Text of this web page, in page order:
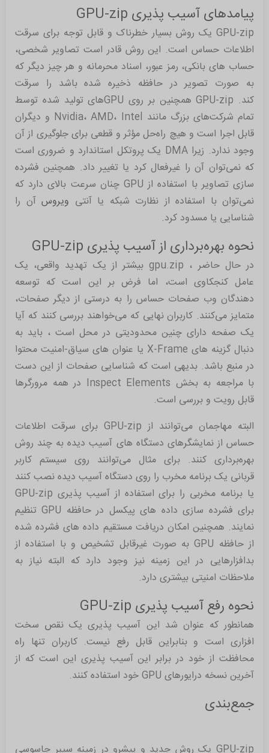
پیامدهای آسیب پذیری GPU-zip
GPU-zip یک روش بسیار خطرناک و قابل توجه برای سرقت
اطلاعات حساس است. این روش قادر است تصاویر شخصی،
حساب های بانکی، رمز عبور، اسناد محرمانه و هر چیز دیگر که
به صورت تصویر در حافظه ذخیره شده باشد را سرقت
کند. GPU-zip همچنین بر روی GPUهای تولید شده توسط
تمام شرکت‌های بزرگ مانند Nvidia، AMD، Intel و دیگران
قابل اجرا است و هیچ راه‌حل مؤثر و قطعی برای جلوگیری از آن
وجود ندارد. زیرا DMA یک پروتکل استاندارد و ضروری است
که نمی‌توان آن را غیرفعال کرد یا تغییر داد. همچنین فشرده
سازی تصاویر با استفاده از GPU چنان سرعت بالای دارد که
نمی‌توان با استفاده از نظارت شبکه یا آنتی ویروس آن را
شناسایی یا مسدود کرد.
نحوه بهره‌برداری از آسیب پذیری GPU-zip
در حال حاضر ، gpu.zip بیشتر از یک تهدید واقعی، یک
عامل کنجکاوی است، اما فرض بر این است که توسعه
دهندگان وب صفحات حساس را به درستی از دیگر صفحات،
متمایز می‌کنند. کاربران نهایی که می‌خواهند بررسی کنند که آیا
یک صفحه دارای چنین محدودیتی در محل است ، باید به
دنبال گزینه های X-Frame یا عنوان های سیاق-امنیت محتوا
در منبع باشد. بدیهی است که شناسایی صفحات از این دست
با مراجعه به بخش Inspect Elements در همه مرورگرها
قابل رویت و بررسی است.
البته مهاجمان می‌توانند از GPU-zip برای سرقت اطلاعات
حساس از نمایشگرهای دستگاه های آسیب دیده به چند روش
بهره‌برداری کنند. برای مثال می‌توانند روی سیستم کاربر
قربانی یک برنامه مخرب را روی دستگاه آسیب دیده نصب کنند
یا برنامه مخربی را برای استفاده از آسیب پذیری GPU-zip
برای فشرده سازی داده های پیکسل در حافظه GPU تنظیم
نمایند. همچنین امکان دریافت مستقیم داده های فشرده شده
از حافظه GPU به صورت غیرقابل تشخیص و با استفاده از
بدافزارهایی در این زمینه نیز وجود دارد که البته نیاز به
ملاحظات امنیتی بیشتری دارد.
نحوه رفع آسیب پذیری GPU-zip
همانطور که عنوان شد این آسیب پذیری یک نقص سخت
افزاری است و بنابراین قابل رفع نیست. کاربران تنها راه
محافظت از خود در برابر این آسیب پذیری این است که از
آخرین نسخه درایورهای GPU خود استفاده کنند.
جمع‌بندی
GPU-zip یک روش جدید و پیشرو در زمینه سیبر جاسوسی